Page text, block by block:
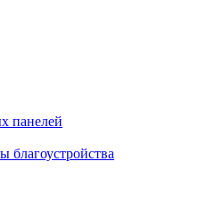
панелей
благоустройства